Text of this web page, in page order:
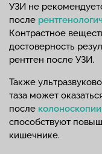
УЗИ не
после
Контрастное
достоверность
рентген после УЗИ.
Также
таза может
после колоноскопии
способствуют
кишечнике.